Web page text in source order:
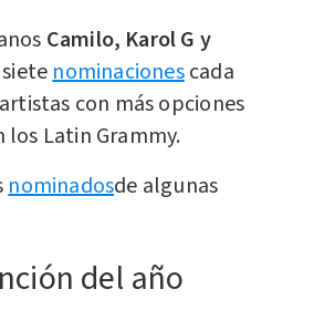
Camilo, Karol G y
nominacionescada
con más opciones
los Latin Grammy.
nominadosde algunas
del año